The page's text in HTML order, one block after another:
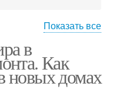
Черновая отделка
Показать все
в
Как
новых домах